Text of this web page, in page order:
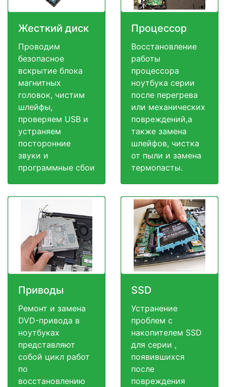
Жесткий диск
Проводим
безопасное
вскрытие блока
магнитных
головок, чистим
шлейфы,
проверяем USB и
устраняем
посторонние
звуки и
программные сбои
Процессор
Восстановление
работы
процессора
ноутбука серии
после перегрева
или механических
повреждений,а
также замена
шлейфов, чистка
от пыли и замена
термопасты.
Приводы
Ремонт и замена
DVD-привода в
ноутбуках
представляют
собой цикл работ
по
восстановлению
SSD
Устранение
проблем с
накопителем SSD
для серии ,
появившихся
после
повреждения